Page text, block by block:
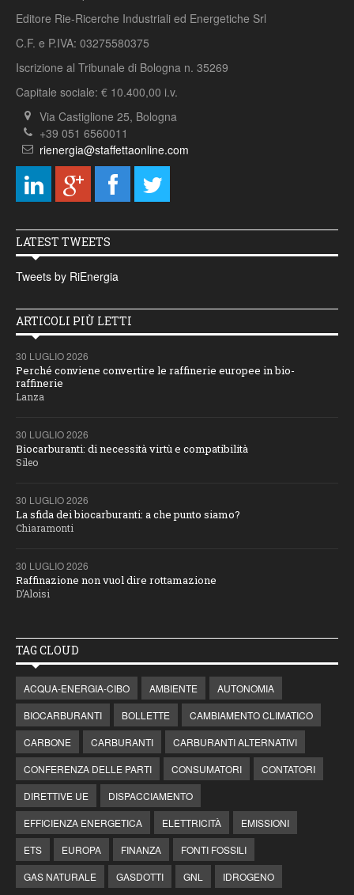
Editore Rie-Ricerche Industriali ed Energetiche Srl
C.F. e P.IVA: 03275580375
Iscrizione al Tribunale di Bologna n. 35269
Capitale sociale: € 10.400,00 i.v.
Via Castiglione 25, Bologna
+39 051 6560011
rienergia@staffettaonline.com
LATEST TWEETS
Tweets by RiEnergia
ARTICOLI PIÙ LETTI
30 LUGLIO 2026
Perché conviene convertire le raffinerie europee in bio-
raffinerie
Lanza
30 LUGLIO 2026
Biocarburanti: di necessità virtù e compatibilità
Sileo
30 LUGLIO 2026
La sfida dei biocarburanti: a che punto siamo?
Chiaramonti
30 LUGLIO 2026
Raffinazione non vuol dire rottamazione
D’Aloisi
TAG CLOUD
ACQUA-ENERGIA-CIBO AMBIENTE
AUTONOMIA
BIOCARBURANTI
BOLLETTE
CAMBIAMENTO CLIMATICO
CARBONE
CARBURANTI
CARBURANTI ALTERNATIVI
CONFERENZA DELLE PARTI
CONSUMATORI
CONTATORI
DIRETTIVE UE
DISPACCIAMENTO
EFFICIENZA ENERGETICA
ELETTRICITÀ
EMISSIONI
ETS
EUROPA FINANZA
FONTI FOSSILI
GAS NATURALE
GASDOTTI GNL IDROGENO